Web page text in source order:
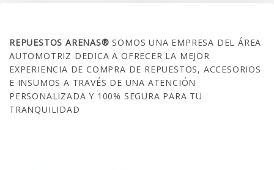
REPUESTOS ARENAS®SOMOS UNA EMPRESA DEL ÁREA
AUTOMOTRIZ DEDICA A OFRECER LA MEJOR
EXPERIENCIA DE COMPRA DE REPUESTOS, ACCESORIOS
E INSUMOS A TRAVÉS DE UNA ATENCIÓN
PERSONALIZADA Y 100% SEGURA PARA TU
TRANQUILIDAD